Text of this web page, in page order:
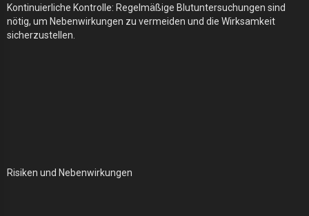
Kontinuierliche Kontrolle: Regelmäßige Blutuntersuchungen sind
nötig, um Nebenwirkungen zu vermeiden und die Wirksamkeit
sicherzustellen.
Risiken und Nebenwirkungen